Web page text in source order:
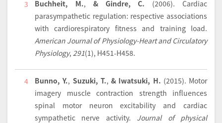
3 Buchheit, M., & Gindre, C. (2006).Cardiac
parasympathetic regulation: respective associations
with cardiorespiratory fitness and training load.
American Journal of Physiology-Heart and Circulatory
Physiology, 291(1), H451-H458.
4 Bunno, Y., Suzuki, T., & Iwatsuki, H. (2015). Motor
imagery muscle contraction strength influences
spinal motor neuron excitability and cardiac
sympathetic nerve activity. Journal of physical